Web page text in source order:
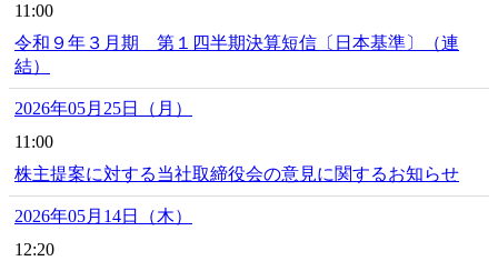
11:00
令和９年３月期 第１四半期決算短信〔日本基準〕（連
結）
2026年05月25日（月）
11:00
株主提案に対する当社取締役会の意見に関するお知らせ
2026年05月14日（木）
12:20